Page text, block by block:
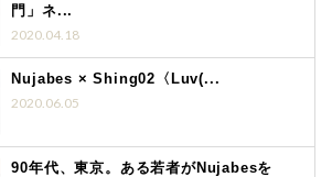
門」ネ...
2020.04.18
Nujabes × Shing02〈Luv(...
2020.06.05
90年代、東京。ある若者がNujabesを